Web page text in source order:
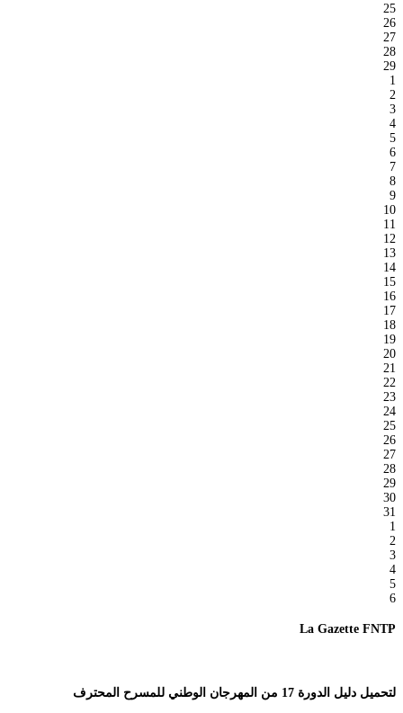
25
26
27
28
29
1
2
3
4
5
6
7
8
9
10
11
12
13
14
15
16
17
18
19
20
21
22
23
24
25
26
27
28
29
30
31
1
2
3
4
5
6
La Gazette FNTP
لتحميل دليل الدورة 17 من المهرجان الوطني للمسرح المحترف